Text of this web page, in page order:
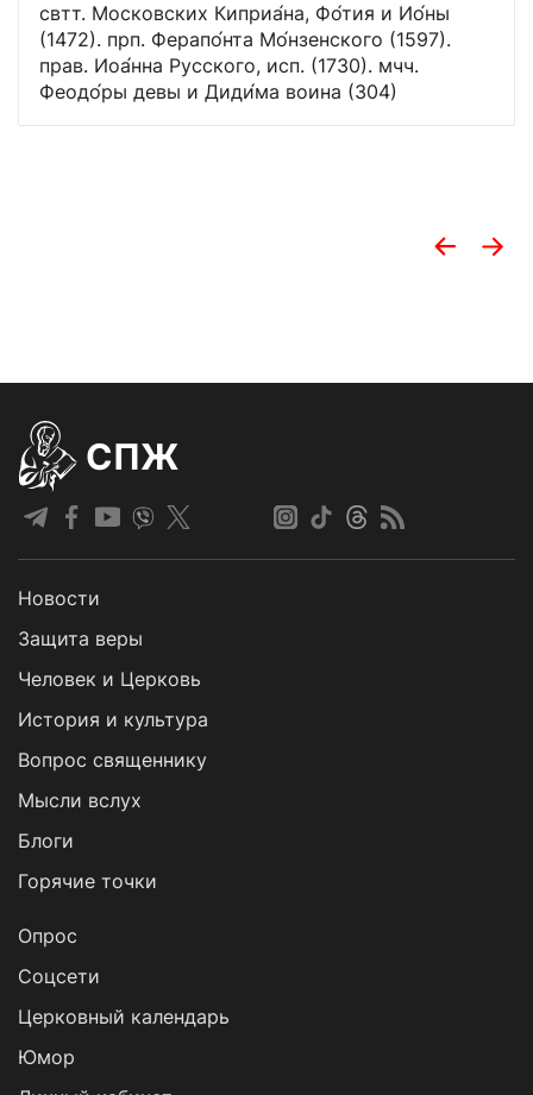
свтт. Московских Киприа́на, Фо́тия и Ио́ны
(1472). прп. Ферапо́нта Мо́нзенского (1597).
прав. Иоа́нна Русского, исп. (1730). мчч.
Феодо́ры девы и Диди́ма воина (304)
СПЖ
Новости
Защита веры
Человек и Церковь
История и культура
Вопрос священнику
Мысли вслух
Блоги
Горячие точки
Опрос
Cоцсети
Церковный календарь
Юмор